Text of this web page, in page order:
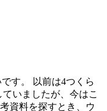
す。 以前は4つくら
いましたが、今はこ
資料を探すとき、ウ